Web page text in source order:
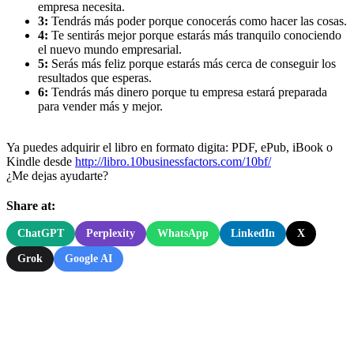
empresa necesita.
3: Tendrás más poder porque conocerás como hacer las cosas.
4: Te sentirás mejor porque estarás más tranquilo conociendo
el nuevo mundo empresarial.
5: Serás más feliz porque estarás más cerca de conseguir los
resultados que esperas.
6: Tendrás más dinero porque tu empresa estará preparada
para vender más y mejor.
Ya puedes adquirir el libro en formato digita: PDF, ePub, iBook o
Kindle desde http://libro.10businessfactors.com/10bf/
¿Me dejas ayudarte?
Share at:
ChatGPT Perplexity WhatsApp LinkedIn X
Grok Google AI